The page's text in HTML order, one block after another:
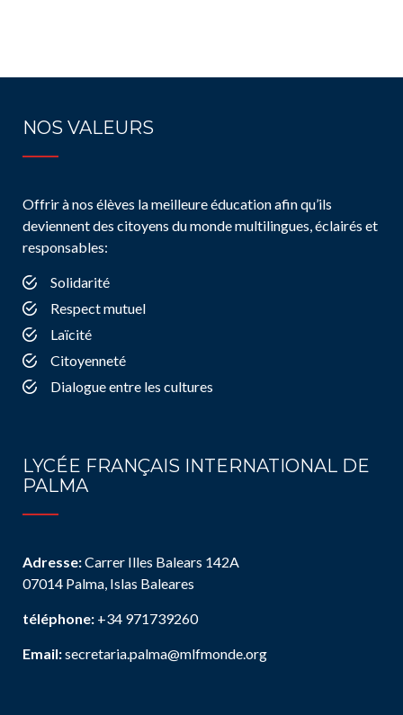
NOS VALEURS
Offrir à nos élèves la meilleure éducation afin qu’ils
deviennent des citoyens du monde multilingues, éclairés et
responsables:
Solidarité
Respect mutuel
Laïcité
Citoyenneté
Dialogue entre les cultures
LYCÉE FRANÇAIS INTERNATIONAL DE
PALMA
Adresse:Carrer Illes Balears 142A
07014 Palma, Islas Baleares
téléphone: +34 971739260
Email:secretaria.palma@mlfmonde.org